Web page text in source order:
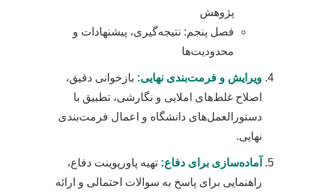
پژوهش
فصل پنجم: نتیجه‌گیری، پیشنهادات و
محدودیت‌ها
ویرایش و فرمت‌بندی نهایی: بازخوانی دقیق،
اصلاح غلط‌های املایی و نگارشی، تطبیق با
دستورالعمل‌های دانشگاه و اعمال فرمت‌بندی
نهایی.
آماده‌سازی برای دفاع:تهیه پاورپوینت دفاع،
راهنمایی برای پاسخ به سوالات احتمالی و ارائه